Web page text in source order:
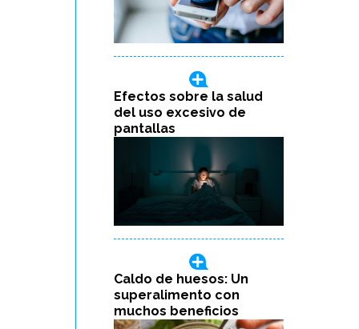
Efectos sobre la salud
del uso excesivo de
pantallas
Caldo de huesos: Un
superalimento con
muchos beneficios